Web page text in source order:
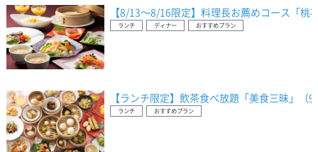
【8/13～8/16限定】料理長お薦めコース「
ランチ ディナー おすすめプラン
【ランチ限定】飲茶食べ放題「美食三昧」（
ランチ おすすめプラン